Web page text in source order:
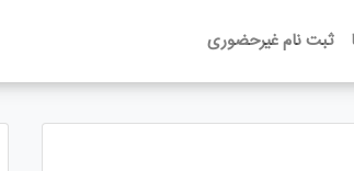
ثبت نام غیرحضوری